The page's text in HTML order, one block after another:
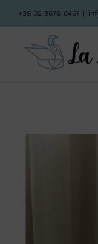
al
contenuto
+39 02 9678 8461